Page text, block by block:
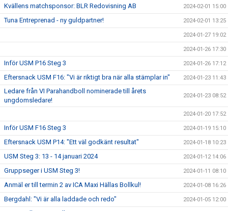
Kvällens matchsponsor: BLR Redovisning AB 2024-02-01 15:00
Tuna Entreprenad - ny guldpartner! 2024-02-01 13:25
2024-01-27 19:02
2024-01-26 17:30
Inför USM P16 Steg 3 2024-01-26 17:12
Eftersnack USM F16: "Vi är riktigt bra när alla stämplar in" 2024-01-23 11:43
Ledare från VI Parahandboll nominerade till årets
ungdomsledare!
2024-01-23 08:52
2024-01-20 17:52
Inför USM F16 Steg 3 2024-01-19 15:10
Eftersnack USM P14: "Ett väl godkänt resultat" 2024-01-18 10:23
USM Steg 3: 13 - 14 januari 2024 2024-01-12 14:06
Gruppseger i USM Steg 3! 2024-01-11 08:10
Anmäl er till termin 2 av ICA Maxi Hällas Bollkul! 2024-01-08 16:26
Bergdahl: "Vi är alla laddade och redo" 2024-01-05 12:00